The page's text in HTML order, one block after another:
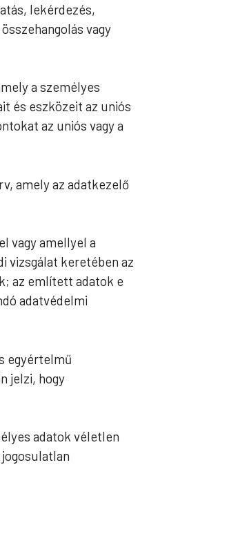
lekérdezés,
vagy
a személyes
és eszközeit az uniós
az uniós vagy a
amely az adatkezelő
vagy amellyel a
vizsgálat keretében az
az említett adatok e
adatvédelmi
egyértelmű
jelzi, hogy
adatok véletlen